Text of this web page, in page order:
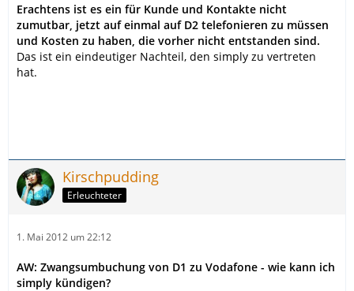
Erachtens ist es ein für Kunde und Kontakte nicht
zumutbar, jetzt auf einmal auf D2 telefonieren zu müssen
und Kosten zu haben, die vorher nicht entstanden sind.
Das ist ein eindeutiger Nachteil, den simply zu vertreten
hat.
Kirschpudding
Erleuchteter
1. Mai 2012 um 22:12
AW: Zwangsumbuchung von D1 zu Vodafone - wie kann ich
simply kündigen?